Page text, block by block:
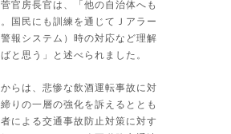
官房長官は、「他の自治体へも
国民にも訓練を通じてＪアラー
報システム）時の対応など理解
と思う」と述べられました。
らは、悲惨な飲酒運転事故に対
りの一層の強化を訴えるととも
による交通事故防止対策に対す